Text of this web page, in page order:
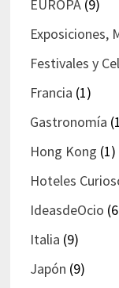
EUROPA(9)
Exposiciones,
Festivales y
Francia (1)
Gastronomía
Hong Kong (1)
Hoteles
IdeasdeOcio
Italia (9)
Japón (9)